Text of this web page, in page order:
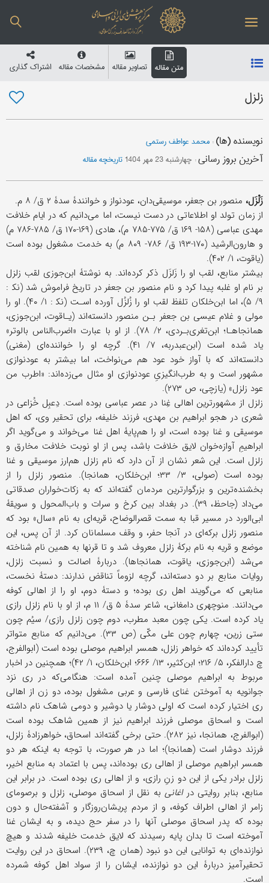
متن مقاله تصاویر مقاله مشخصات مقاله اشتراک گذاری
زلزل
نویسنده (ها): محمد عواطف رستمی
آخرین بروز رسانی: چهارشنبه 23 مهر 1404 تاریخچه مقاله
زَلْزَل، منصور بن جعفر، موسیقی‌دان، عودنواز و خوانندۀ سدۀ ۲ ق/ ۸ م.
از زمان تولد او اطلاعاتی در دست نیست، اما می‌دانیم که در ایام خلافت
مهدی عباسی (۱۵۸- ۱۶۹ ق/ ۷۷۵-۷۸۵ م)، هادی (۱۶۹-۱۷۰ ق/ ۷۸۵-۷۸۶ م)
و هارون‌الرشید (۱۷۰-۱۹۳ ق/ ۷۸۶- ۸۰۹ م) به خدمت مشغول بوده است
(یاقوت، ۱/ ۴۰۲).
بیشتر منابع، لقب او را زَلزَل ذکر کرده‌اند. به نوشتۀ ابن‌جوزی لقب زلزل
بر نام او غلبه پیدا کرد و نام منصور بن جعفر در تاریخ فراموش شد (نک‍ :
۹/ ۵)، اما ابن‌خلکان تلفظ لقب او را زُلزُل آورده اسـت (نک‍ : ۱/ ۴۰). او را
مولى و غلام عیسی بن جعفر بـن منصور دانسته‌اند (یـاقوت، ابن‌جوزی،
همانجاهـا؛ ابن‌تغری‌بـردی، ۲/ ۷۸). از او با عبارت «اضرب‌الناس بالوتر»
یاد شده است (ابن‌عبدربه، ۷/ ۴۱). گرچه او را خواننده‌ای (مغنی)
دانسته‌اند که با آواز خود عود هم می‌نواخت، اما بیشتر به عودنوازی
مشهور است و به طرب‌انگیزیِ عودنوازی او مثال می‌زده‌اند: «اطرب من
عود زلزل» (یازچی، ص ۲۷۳).
زلزل از مشهورترین اهالی غِنا در عصر عباسی بوده است. دِعبِل خُزاعی در
شعری در هجو ابراهیم بن مهدی، فرزند خلیفه، برای تحقیر وی، که اهل
موسیقی و غنا بوده است، او را هم‌پایۀ اهل غنا می‌خواند و می‌گوید اگر
ابراهیمِ آوازه‌خوان لایق خلافت باشد، پس از او نوبت خلافت مخارق و
زلزل است. این شعر نشان از آن دارد که نام زلزل هم‌ارز موسیقی و غنا
بوده است (صولی، ۳/ ۳۳؛ ابن‌خلکان، همانجا). منصور زلزل را از
بخشنده‌ترین و بزرگوارترین مردمان گفته‌اند که به زکات‌خواران صدقاتی
می‌داد (جاحظ، ۳۹). در بغداد بین کرخ و سرات و باب‌المحول و سویقۀ
ابی‌الورد در مسیر قبا به سمت قصرالوضاح، قریه‌ای به نام «سال» بود که
منصور زلزل برکه‌ای در آنجا حفر، و وقف مسلمانان کرد. از آن پس، این
موضع و قریه به نام برکۀ زلزل معروف شد و تا قرنها به همین نام شناخته
می‌شد (ابن‌جوزی، یاقوت، همانجاها). دربارۀ اصالت و نسبت زلزل،
روایات منابع بر دو دسته‌اند، گرچه لزوماً تناقض ندارند: دستۀ نخست،
منابعی که می‌گویند اهل ری بوده؛ و دستۀ دوم، او را از اهالی کوفه
می‌دانند. منوچهری دامغانی، شاعر سدۀ ۵ ق/ ۱۱ م، از او با نام زلزل رازی
یاد کرده است. یکی چون معبد مطرب، دوم چون زلزل رازی/ سیُم چون
ستی زرین، چهارم چون علی مکّی (ص ۳۳). می‌دانیم که منابع متواتر
تأیید کرده‌اند که خواهر زلزل، همسر ابراهیم موصلی بوده است (ابوالفرج،
چ دارالفکر، ۵/ ۲۱۶؛ ابن‌کثیر، ۱۳/ ۶۶۶؛ ابن‌خلکان، ۱/ ۴۲)؛ همچنین در اخبار
مربوط به ابراهیم موصلی چنین آمده است: هنگامی‌که در ری نزد
جوانویه به آموختن غنای فارسی و عربی مشغول بوده، دو زن از اهالی
ری اختیار کرده است که اولی دوشار یا دوشیر و دومی شاهک نام داشته
است و اسحاق موصلی فرزند ابراهیم نیز از همین شاهک بوده است
(ابوالفرج، همانجا، نیز ۲۸۲). حتى برخی گفته‌اند اسحاق، خواهرزادۀ زلزل،
فرزند دوشار است (همانجا)؛ اما در هر صورت، با توجه به اینکه هر دو
همسر ابراهیم موصلی از اهالی ری بوده‌اند، پس با اعتماد به منابع اخیر،
زلزل برادر یکی از این دو زنِ رازی، و از اهالی ری بوده است. در برابر این
منابع، بنابر روایتی دراغانی به نقل از اسحاق موصلی، زلزل و برصومای
زامر از اهالی اطراف کوفه، و از مردم پریشان‌روزگار و آشفته‌حال و دون
بوده که پدر اسحاق موصلی آنها را در سفر حج دیده، و به ایشان غنا
آموخته است تا بدان پایه رسیدند که لایق خدمت خلیفه شدند و هیچ
نوازنده‌ای به توانایی این دو نبود (همان چ، ۲۳۹). اسحاق در این روایت
تحقیرآمیز دربارۀ این دو نوازنده، ایشان را از سواد اهل کوفه شمرده
است.